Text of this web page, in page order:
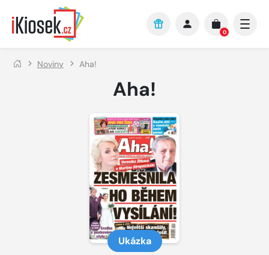
Přejít na hlavní obsah
0
Noviny Aha!
Aha!
Ukázka